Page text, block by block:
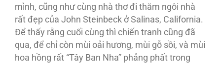
mình, cũng như cùng nhà thơ đi thăm ngôi nhà
rất đẹp của John Steinbeck ở Salinas, California.
Để thấy rằng cuối cùng thì chiến tranh cũng đã
qua, để chỉ còn mùi oải hương, mùi gỗ sồi, và mùi
hoa hồng rất “Tây Ban Nha” phảng phất trong